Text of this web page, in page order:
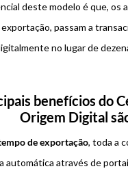
deste modelo é que, os
passam a
no lugar de
benefícios do
Origem Digital
de exportação, toda a
automática através de